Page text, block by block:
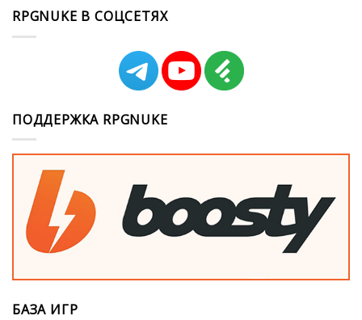
RPGNUKE В СОЦСЕТЯХ
ПОДДЕРЖКА RPGNUKE
БАЗА ИГР